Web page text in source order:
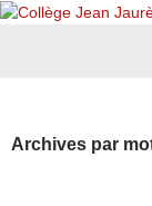
Archives par